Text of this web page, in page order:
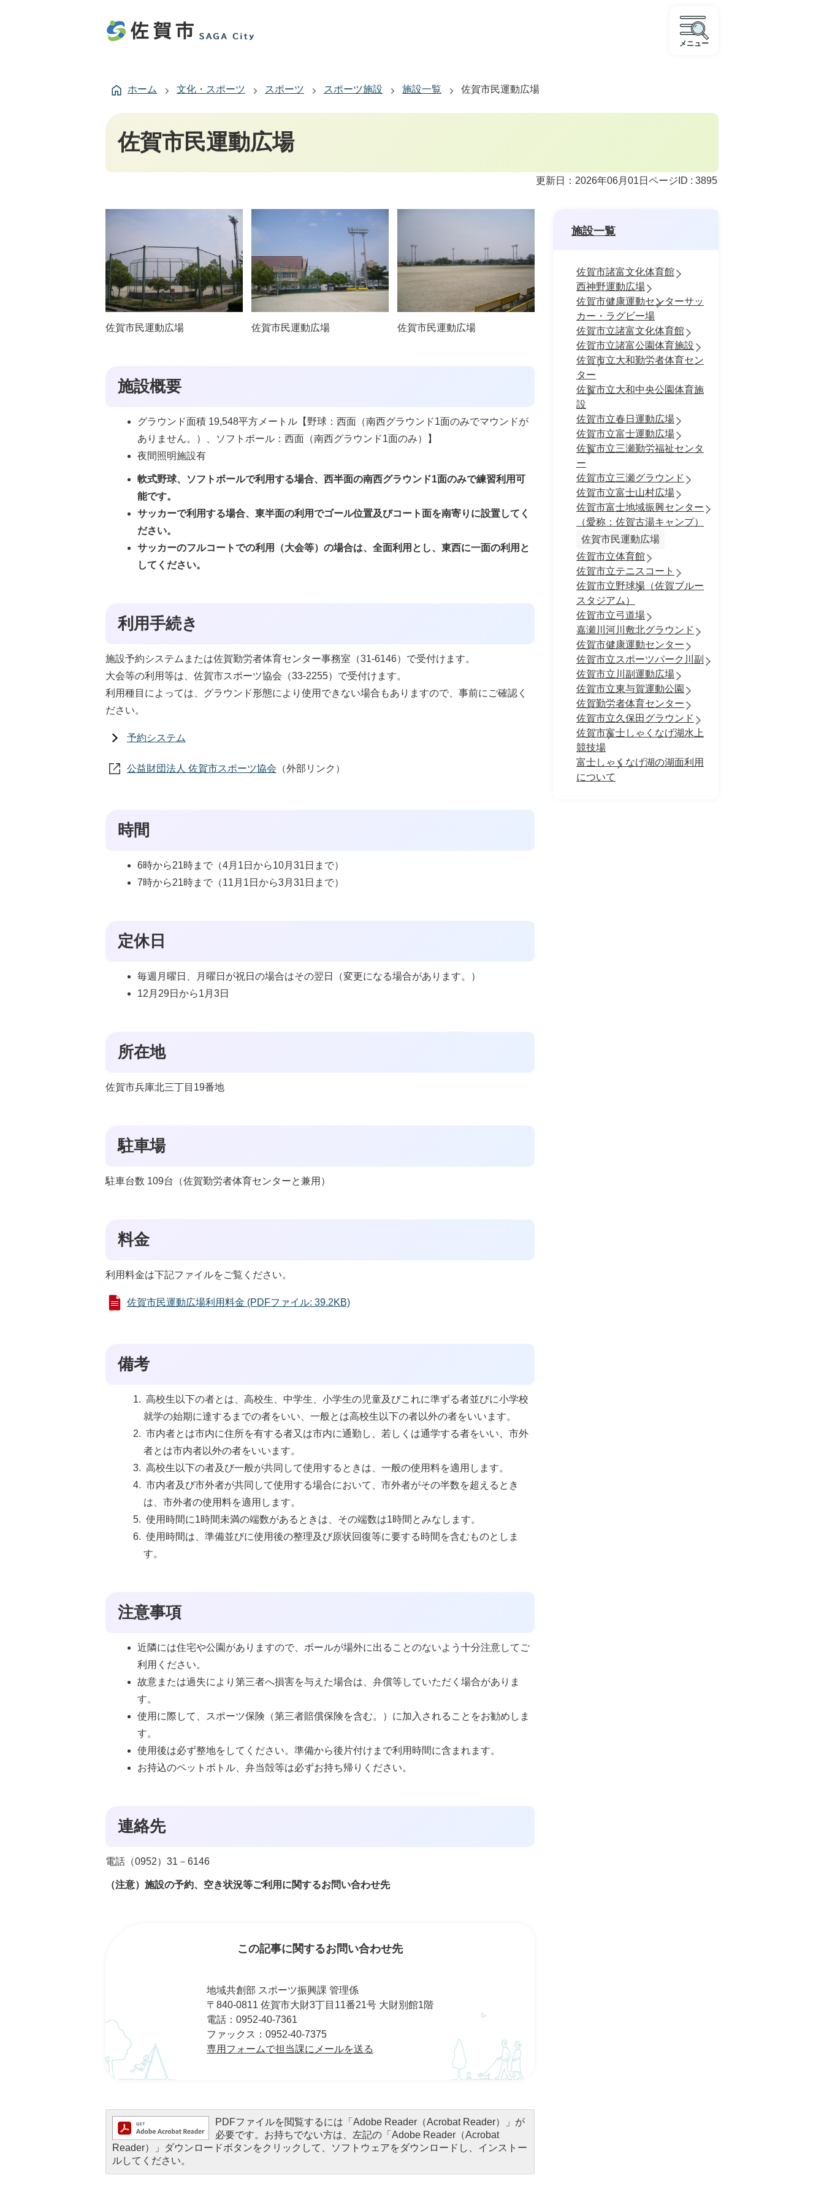
メニュー
ホーム 文化・スポーツ スポーツ スポーツ施設 施設一覧 佐賀市民運動広場
佐賀市民運動広場
更新日：2026年06月01日 ページID : 3895
佐賀市民運動広場 佐賀市民運動広場 佐賀市民運動広場
施設概要
グラウンド面積 19,548平方メートル【野球：西面（南西グラウンド1面のみでマウンドが
ありません。）、ソフトボール：西面（南西グラウンド1面のみ）】
夜間照明施設有
軟式野球、ソフトボールで利用する場合、西半面の南西グラウンド1面のみで練習利用可
能です。
サッカーで利用する場合、東半面の利用でゴール位置及びコート面を南寄りに設置してく
ださい。
サッカーのフルコートでの利用（大会等）の場合は、全面利用とし、東西に一面の利用と
してください。
利用手続き
施設予約システムまたは佐賀勤労者体育センター事務室（31-6146）で受付けます。
大会等の利用等は、佐賀市スポーツ協会（33-2255）で受付けます。
利用種目によっては、グラウンド形態により使用できない場合もありますので、事前にご確認く
ださい。
予約システム
公益財団法人 佐賀市スポーツ協会 （外部リンク）
時間
6時から21時まで（4月1日から10月31日まで）
7時から21時まで（11月1日から3月31日まで）
定休日
毎週月曜日、月曜日が祝日の場合はその翌日（変更になる場合があります。）
12月29日から1月3日
所在地
佐賀市兵庫北三丁目19番地
駐車場
駐車台数 109台（佐賀勤労者体育センターと兼用）
料金
利用料金は下記ファイルをご覧ください。
佐賀市民運動広場利用料金 (PDFファイル: 39.2KB)
備考
高校生以下の者とは、高校生、中学生、小学生の児童及びこれに準ずる者並びに小学校
就学の始期に達するまでの者をいい、一般とは高校生以下の者以外の者をいいます。
市内者とは市内に住所を有する者又は市内に通勤し、若しくは通学する者をいい、市外
者とは市内者以外の者をいいます。
高校生以下の者及び一般が共同して使用するときは、一般の使用料を適用します。
市内者及び市外者が共同して使用する場合において、市外者がその半数を超えるとき
は、市外者の使用料を適用します。
使用時間に1時間未満の端数があるときは、その端数は1時間とみなします。
使用時間は、準備並びに使用後の整理及び原状回復等に要する時間を含むものとしま
す。
注意事項
近隣には住宅や公園がありますので、ボールが場外に出ることのないよう十分注意してご
利用ください。
故意または過失により第三者へ損害を与えた場合は、弁償等していただく場合がありま
す。
使用に際して、スポーツ保険（第三者賠償保険を含む。）に加入されることをお勧めしま
す。
使用後は必ず整地をしてください。準備から後片付けまで利用時間に含まれます。
お持込のペットボトル、弁当殻等は必ずお持ち帰りください。
連絡先
電話（0952）31－6146
（注意）施設の予約、空き状況等ご利用に関するお問い合わせ先
この記事に関するお問い合わせ先
地域共創部 スポーツ振興課 管理係
〒840-0811 佐賀市大財3丁目11番21号 大財別館1階
電話：0952-40-7361
ファックス：0952-40-7375
専用フォームで担当課にメールを送る
PDFファイルを閲覧するには「Adobe Reader（Acrobat Reader）」が
必要です。お持ちでない方は、左記の「Adobe Reader（Acrobat
Reader）」ダウンロードボタンをクリックして、ソフトウェアをダウンロードし、インストー
ルしてください。
施設一覧
佐賀市諸富文化体育館
西神野運動広場
佐賀市健康運動センターサッ
カー・ラグビー場
佐賀市立諸富文化体育館
佐賀市立諸富公園体育施設
佐賀市立大和勤労者体育セン
ター
佐賀市立大和中央公園体育施
設
佐賀市立春日運動広場
佐賀市立富士運動広場
佐賀市立三瀬勤労福祉センタ
ー
佐賀市立三瀬グラウンド
佐賀市立富士山村広場
佐賀市富士地域振興センター
（愛称：佐賀古湯キャンプ）
佐賀市民運動広場
佐賀市立体育館
佐賀市立テニスコート
佐賀市立野球場（佐賀ブルー
スタジアム）
佐賀市立弓道場
嘉瀬川河川敷北グラウンド
佐賀市健康運動センター
佐賀市立スポーツパーク川副
佐賀市立川副運動広場
佐賀市立東与賀運動公園
佐賀勤労者体育センター
佐賀市立久保田グラウンド
佐賀市富士しゃくなげ湖水上
競技場
富士しゃくなげ湖の湖面利用
について